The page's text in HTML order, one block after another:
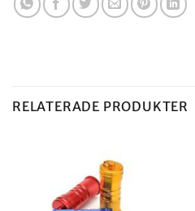
RELATERADE PRODUKTER